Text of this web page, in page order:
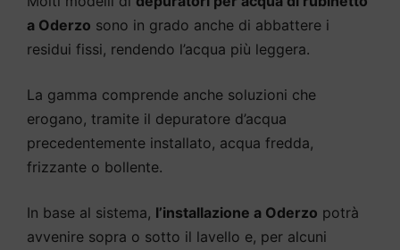
a Oderzo sono in grado anche di abbattere i
residui fissi, rendendo l’acqua più leggera.
La gamma comprende anche soluzioni che
erogano, tramite il depuratore d’acqua
precedentemente installato, acqua fredda,
frizzante o bollente.
In base al sistema, l’installazione a Oderzo potrà
avvenire sopra o sotto il lavello e, per alcuni